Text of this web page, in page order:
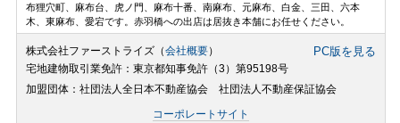
布狸穴町、麻布台、虎ノ門、麻布十番、南麻布、元麻布、白金、三田、六本
木、東麻布、愛宕です。赤羽橋への出店は居抜き本舗にお任せください。
株式会社ファーストライズ（会社概要） PC版を見る
宅地建物取引業免許：東京都知事免許（3）第95198号
加盟団体：社団法人全日本不動産協会 社団法人不動産保証協会
コーポレートサイト